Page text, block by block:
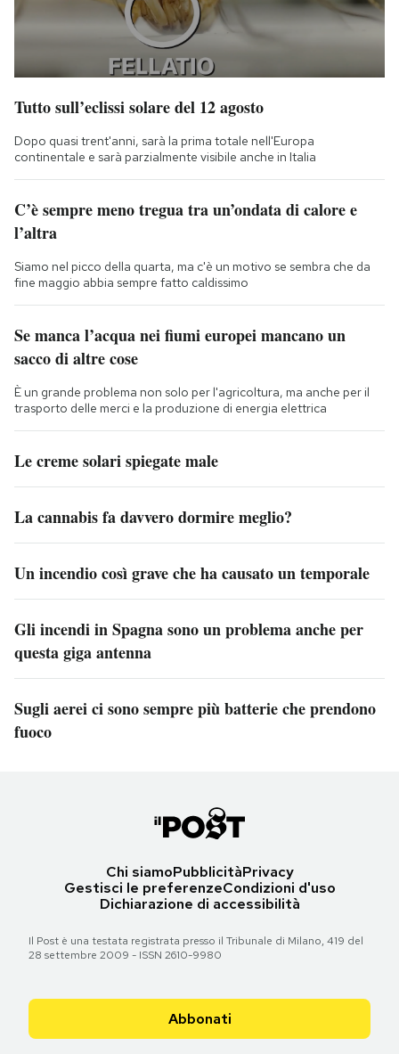
Tutto sull’eclissi solare del 12 agosto
Dopo quasi trent'anni, sarà la prima totale nell'Europa
continentale e sarà parzialmente visibile anche in Italia
C’è sempre meno tregua tra un’ondata di calore e
l’altra
Siamo nel picco della quarta, ma c'è un motivo se sembra che da
fine maggio abbia sempre fatto caldissimo
Se manca l’acqua nei fiumi europei mancano un
sacco di altre cose
È un grande problema non solo per l'agricoltura, ma anche per il
trasporto delle merci e la produzione di energia elettrica
Le creme solari spiegate male
La cannabis fa davvero dormire meglio?
Un incendio così grave che ha causato un temporale
Gli incendi in Spagna sono un problema anche per
questa giga antenna
Sugli aerei ci sono sempre più batterie che prendono
fuoco
Chi siamoPubblicitàPrivacy
Gestisci le preferenzeCondizioni d'uso
Dichiarazione di accessibilità
Il Post è una testata registrata presso il Tribunale di Milano, 419 del
28 settembre 2009 - ISSN 2610-9980
Abbonati